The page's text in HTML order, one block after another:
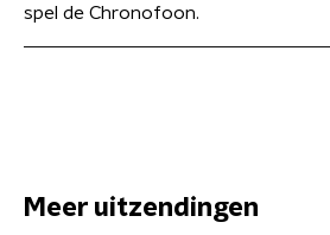
spel de Chronofoon.
Meer uitzendingen